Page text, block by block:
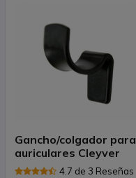
Gancho/colgador para
auriculares Cleyver
4.7 de 3 Reseñas